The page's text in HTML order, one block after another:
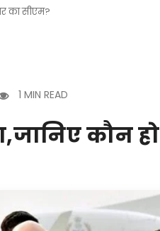
का सीएम?
1 MIN READ
कौन हो